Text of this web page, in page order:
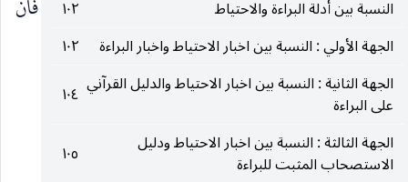
النسبة بين أدلة البراءة والاحتياط
١٠٢
الجهة الأولي : النسبة بين اخبار الاحتياط واخبار البراءة
١٠٢
الجهة الثانية : النسبة بين اخبار الاحتياط والدليل القرآني
على البراءة
١٠٤
الجهة الثالثة : النسبة بين اخبار الاحتياط ودليل
الاستصحاب المثبت للبراءة
١٠٥
قوله تعالى ( أطيعوا الله والرسول وأولي الأمر منكم فان
تنازعتم في شيء فردوه إلى الله والرسول )
__________________
(١) سورة العنكبوت : ٦٩.